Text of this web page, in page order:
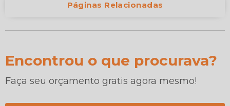
Páginas Relacionadas
Encontrou o que procurava?
Faça seu orçamento gratis agora mesmo!